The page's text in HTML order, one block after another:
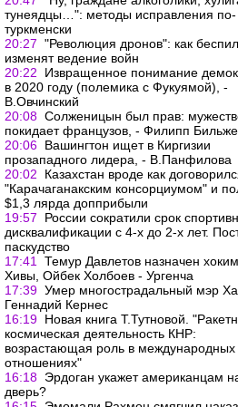
тунеядцы…": методы исправления по-
туркменски
20:27 "Революция дронов": как
изменят ведение войн
20:22
Извращенное понимание
в 2020 году (полемика с Фукуямой), -
В.Овчинский
20:08 Солженицын был прав:
покидает французов, - Филипп Бильже
20:06 Вашингтон ищет в Киргизии
прозападного лидера, - В.Панфилова
20:02
Казахстан вроде как
"Карачаганакским консорциумом" и
$1,3 лярда допприбыли
19:57
России сократили срок
дисквалификации с 4-х до 2-х лет.
паскудство
17:41
Темур Давлетов назначен
Хивы, Ойбек Холбоев - Ургенча
17:39 Умер многострадальный мэр
Геннадий Кернес
16:19 Новая книга Т.Тутновой.
космическая деятельность КНР:
возрастающая роль в международных
отношениях"
16:18 Эрдоган укажет американцам
дверь?